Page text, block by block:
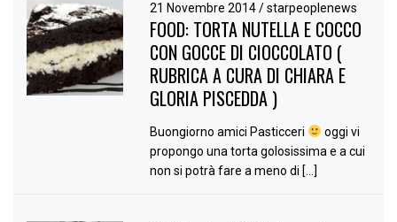
21 Novembre 2014/ starpeoplenews
FOOD: TORTA NUTELLA E COCCO
CON GOCCE DI CIOCCOLATO (
RUBRICA A CURA DI CHIARA E
GLORIA PISCEDDA )
Buongiorno amici Pasticceri
oggi vi
propongo una torta golosissima e a cui
non si potrà fare a meno di […]